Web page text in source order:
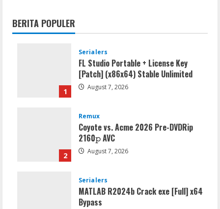
BERITA POPULER
1
Serialers
FL Studio Portable + License Key
[Patch] (x86x64) Stable Unlimited
August 7, 2026
2
Remux
Coyote vs. Acme 2026 Pre-DVDRip
2160𝚙 AVC
August 7, 2026
Serialers
MATLAB R2024b Crack exe [Full] x64
Bypass